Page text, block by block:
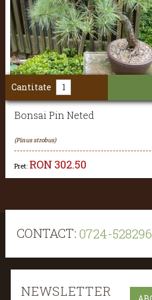
Bonsai Pin Neted
(Pinus strobus)
Pret: RON 302.50
Cantitate
CONTACT: 0724-528296
NEWSLETTER